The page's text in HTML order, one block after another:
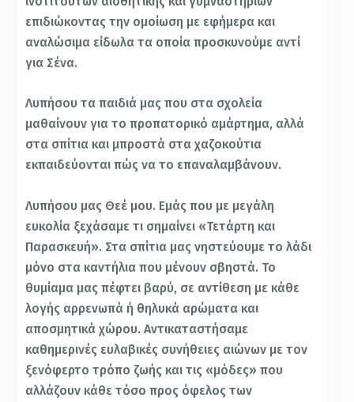
επιδιώκοντας την ομοίωση με εφήμερα και
αναλώσιμα είδωλα τα οποία προσκυνούμε αντί
για Σένα.
Λυπήσου τα παιδιά μας που στα σχολεία
μαθαίνουν για το προπατορικό αμάρτημα, αλλά
στα σπίτια και μπροστά στα χαζοκούτια
εκπαιδεύονται πώς να το επαναλαμβάνουν.
Λυπήσου μας Θεέ μου. Εμάς που με μεγάλη
ευκολία ξεχάσαμε τι σημαίνει «Τετάρτη και
Παρασκευή». Στα σπίτια μας νηστεύουμε το λάδι
μόνο στα καντήλια που μένουν σβηστά. Το
θυμίαμα μας πέφτει βαρύ, σε αντίθεση με κάθε
λογής αρρενωπά ή θηλυκά αρώματα και
αποσμητικά χώρου. Αντικαταστήσαμε
καθημερινές ευλαβικές συνήθειες αιώνων με τον
ξενόφερτο τρόπο ζωής και τις «μόδες» που
αλλάζουν κάθε τόσο προς όφελος των